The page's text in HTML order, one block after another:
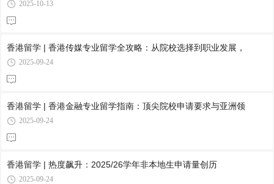
2025-10-13
香港留学 | 香港传媒专业留学全攻略：从院校选择到职业发展，
2025-09-24
香港留学 | 香港金融专业留学指南：顶尖院校申请要求与亚洲领
2025-09-24
香港留学 | 热度飙升：2025/26学年非本地生申请量创历
2025-09-24